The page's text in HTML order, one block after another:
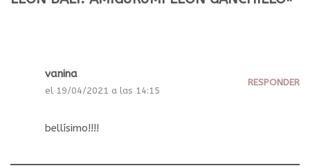
vanina
el 19/04/2021 a las 14:15
RESPONDER
bellísimo!!!!